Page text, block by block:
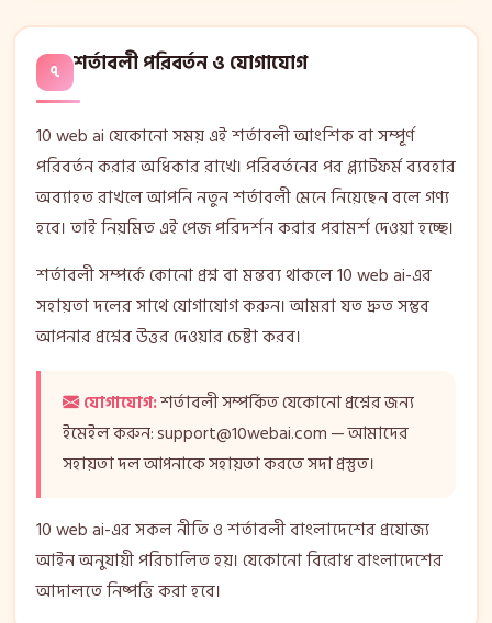
৭ শর্তাবলী পরিবর্তন ও যোগাযোগ
10 web ai যেকোনো সময় এই শর্তাবলী আংশিক বা সম্পূর্ণ
পরিবর্তন করার অধিকার রাখে। পরিবর্তনের পর প্ল্যাটফর্ম ব্যবহার
অব্যাহত রাখলে আপনি নতুন শর্তাবলী মেনে নিয়েছেন বলে গণ্য
হবে। তাই নিয়মিত এই পেজ পরিদর্শন করার পরামর্শ দেওয়া হচ্ছে।
শর্তাবলী সম্পর্কে কোনো প্রশ্ন বা মন্তব্য থাকলে 10 web ai-এর
সহায়তা দলের সাথে যোগাযোগ করুন। আমরা যত দ্রুত সম্ভব
আপনার প্রশ্নের উত্তর দেওয়ার চেষ্টা করব।
যোগাযোগ:শর্তাবলী সম্পর্কিত যেকোনো প্রশ্নের জন্য
ইমেইল করুন:support@10webai.com — আমাদের
সহায়তা দল আপনাকে সহায়তা করতে সদা প্রস্তুত।
10 web ai-এর সকল নীতি ও শর্তাবলী বাংলাদেশের প্রযোজ্য
আইন অনুযায়ী পরিচালিত হয়। যেকোনো বিরোধ বাংলাদেশের
আদালতে নিষ্পত্তি করা হবে।